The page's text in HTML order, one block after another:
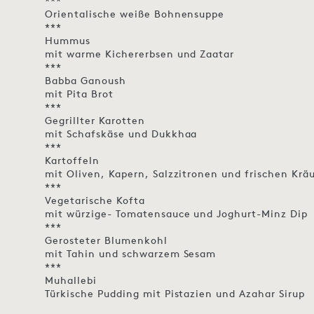
Orientalische weiße Bohnensuppe
***
Hummus
mit warme Kichererbsen und Zaatar
***
Babba Ganoush
mit Pita Brot
***
Gegrillter Karotten
mit Schafskäse und Dukkhaa
***
Kartoffeln
mit Oliven, Kapern, Salzzitronen und frischen
***
Vegetarische Kofta
mit würzige- Tomatensauce und Joghurt-Minz Dip
***
Gerosteter Blumenkohl
mit Tahin und schwarzem Sesam
***
Muhallebi
Türkische Pudding mit Pistazien und Azahar Sirup